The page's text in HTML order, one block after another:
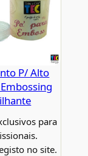
P/ Alto
para
no site.